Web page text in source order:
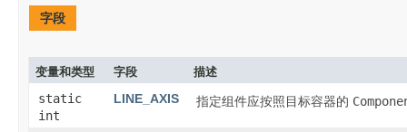
字段
变量和类型 字段 描述
static
int
LINE_AXIS 指定组件应按照目标容器的